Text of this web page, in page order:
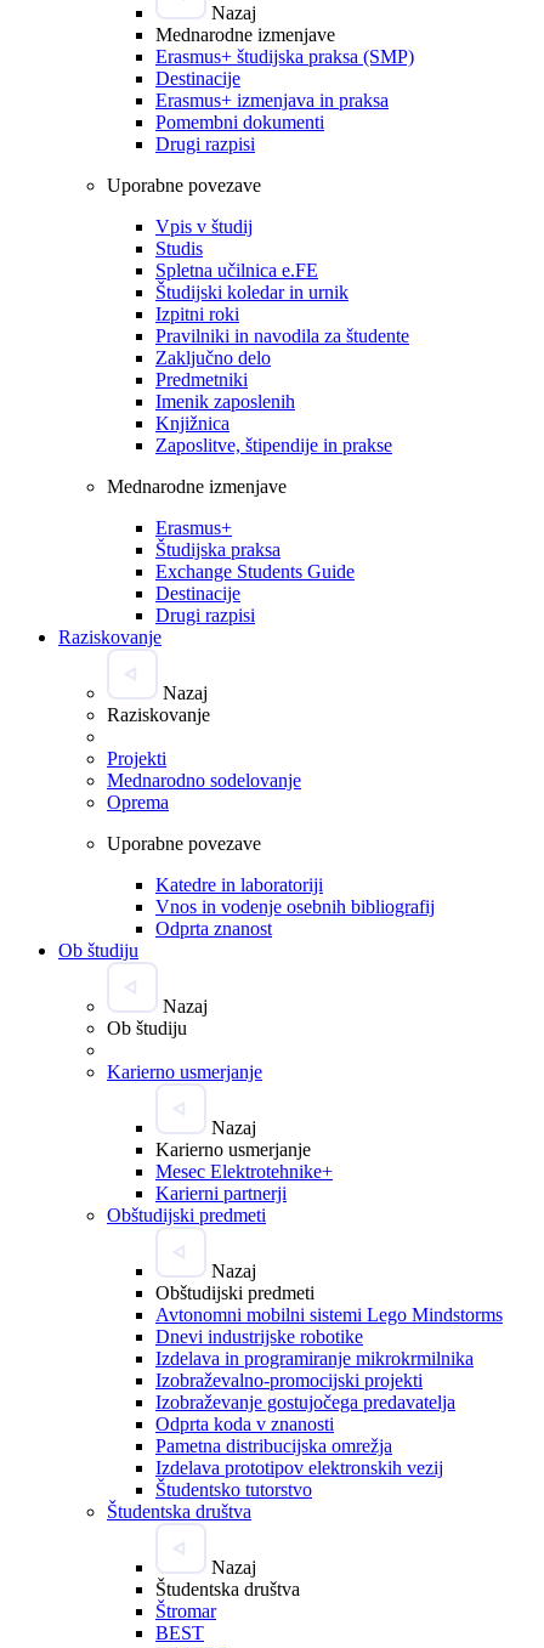
Nazaj
Mednarodne izmenjave
Erasmus+ študijska praksa (SMP)
Destinacije
Erasmus+ izmenjava in praksa
Pomembni dokumenti
Drugi razpisi
Uporabne povezave
Vpis v študij
Studis
Spletna učilnica e.FE
Študijski koledar in urnik
Izpitni roki
Pravilniki in navodila za študente
Zaključno delo
Predmetniki
Imenik zaposlenih
Knjižnica
Zaposlitve, štipendije in prakse
Mednarodne izmenjave
Erasmus+
Študijska praksa
Exchange Students Guide
Destinacije
Drugi razpisi
Raziskovanje
Nazaj
Raziskovanje
Projekti
Mednarodno sodelovanje
Oprema
Uporabne povezave
Katedre in laboratoriji
Vnos in vodenje osebnih bibliografij
Odprta znanost
Ob študiju
Nazaj
Ob študiju
Karierno usmerjanje
Nazaj
Karierno usmerjanje
Mesec Elektrotehnike+
Karierni partnerji
Obštudijski predmeti
Nazaj
Obštudijski predmeti
Avtonomni mobilni sistemi Lego Mindstorms
Dnevi industrijske robotike
Izdelava in programiranje mikrokrmilnika
Izobraževalno-promocijski projekti
Izobraževanje gostujočega predavatelja
Odprta koda v znanosti
Pametna distribucijska omrežja
Izdelava prototipov elektronskih vezij
Študentsko tutorstvo
Študentska društva
Nazaj
Študentska društva
Štromar
BEST